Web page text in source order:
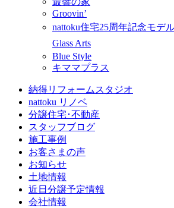
Groovin’
nattoku住宅25周年記念モデ
Glass Arts
Blue Style
キママプラス
納得リフォームスタジオ
nattoku リノベ
分譲住宅･不動産
スタッフブログ
施工事例
お客さまの声
お知らせ
土地情報
近日分譲予定情報
会社情報